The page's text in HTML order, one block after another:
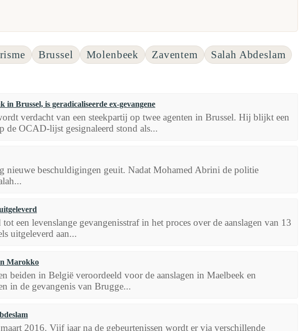
Brussel Molenbeek Zaventem Salah Abdeslam
in Brussel, is geradicaliseerde ex-gevangene
verdacht van een steekpartij op twee agenten in Brussel. Hij blijkt een
de OCAD-lijst gesignaleerd stond als...
nieuwe beschuldigingen geuit. Nadat Mohamed Abrini de politie
een levenslange gevangenisstraf in het proces over de aanslagen van 13
uitgeleverd aan...
Marokko
beiden in België veroordeeld voor de aanslagen in Maelbeek en
in de gevangenis van Brugge...
2016. Vijf jaar na de gebeurtenissen wordt er via verschillende